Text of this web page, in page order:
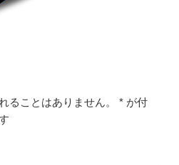
ることはありません。 * が付